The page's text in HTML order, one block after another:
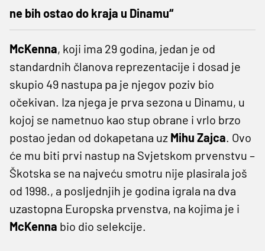
ne bih ostao do kraja u Dinamu“
McKenna, koji ima 29 godina, jedan je od
standardnih članova reprezentacije i dosad je
skupio 49 nastupa pa je njegov poziv bio
očekivan. Iza njega je prva sezona u Dinamu, u
kojoj se nametnuo kao stup obrane i vrlo brzo
postao jedan od dokapetana uz Mihu Zajca. Ovo
će mu biti prvi nastup na Svjetskom prvenstvu –
Škotska se na najveću smotru nije plasirala još
od 1998., a posljednjih je godina igrala na dva
uzastopna Europska prvenstva, na kojima je i
McKenna bio dio selekcije.